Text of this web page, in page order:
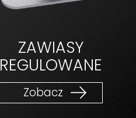
ZAWIASY
REGULOWANE
Zobacz